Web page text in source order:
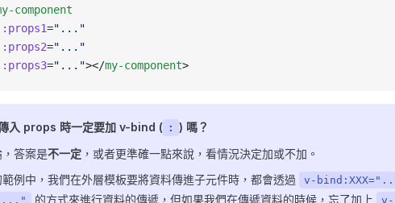
component
="..."
="..."
="..."></my-component>
入 props 時一定要加 v-bind ( : ) 嗎？
答案是不一定 ，或者更準確一點來說，看情況決定加或不加。
例中，我們在外層模板要將資料傳進子元件時，都會透過
v-
的方式來進行資料的傳遞，但如果我們在傳遞資料的時候，忘了加上